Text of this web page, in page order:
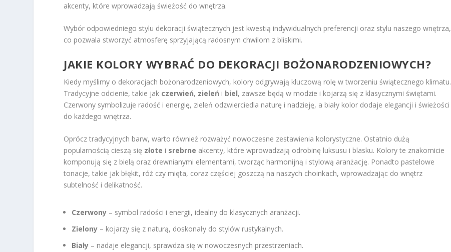
akcenty, które wprowadzają świeżość do wnętrza.
Wybór odpowiedniego stylu dekoracji świątecznych jest kwestią indywidualnych preferencji oraz stylu naszego wnętrza,
co pozwala stworzyć atmosferę sprzyjającą radosnym chwilom z bliskimi.
JAKIE KOLORY WYBRAĆ DO DEKORACJI BOŻONARODZENIOWYCH?
Kiedy myślimy o dekoracjach bożonarodzeniowych, kolory odgrywają kluczową rolę w tworzeniu świątecznego klimatu.
Tradycyjne odcienie, takie jak czerwień, zieleń i biel, zawsze będą w modzie i kojarzą się z klasycznymi świętami.
Czerwony symbolizuje radość i energię, zieleń odzwierciedla naturę i nadzieję, a biały kolor dodaje elegancji i świeżości
do każdego wnętrza.
Oprócz tradycyjnych barw, warto również rozważyć nowoczesne zestawienia kolorystyczne. Ostatnio dużą
popularnością cieszą się złote i srebrne akcenty, które wprowadzają odrobinę luksusu i blasku. Kolory te znakomicie
komponują się z bielą oraz drewnianymi elementami, tworząc harmonijną i stylową aranżację. Ponadto pastelowe
tonacje, takie jak błękit, róż czy mięta, coraz częściej goszczą na naszych choinkach, wprowadzając do wnętrz
subtelność i delikatność.
Czerwony – symbol radości i energii, idealny do klasycznych aranżacji.
Zielony – kojarzy się z naturą, doskonały do stylów rustykalnych.
Biały – nadaje elegancji, sprawdza się w nowoczesnych przestrzeniach.